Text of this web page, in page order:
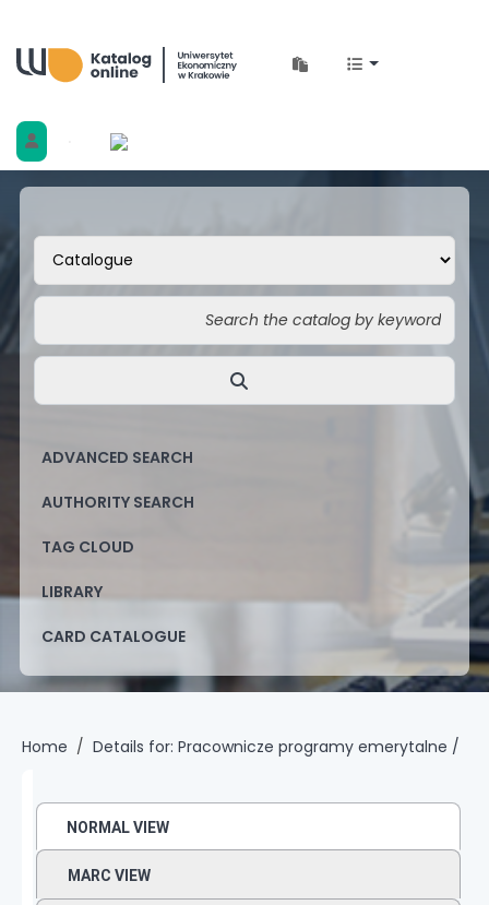
Biblioteka Uniwersytetu Ekonomicznego w
ADVANCED SEARCH
AUTHORITY SEARCH
TAG CLOUD
LIBRARY
CARD CATALOGUE
Home Details for: Pracownicze programy emerytalne /
NORMAL VIEW
MARC VIEW